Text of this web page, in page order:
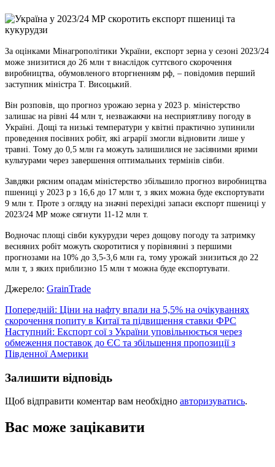
Link
Print
За оцінками Мінагрополітики України, експорт зерна у сезоні 2023/24
може знизитися до 26 млн т внаслідок суттєвого скорочення
виробництва, обумовленого вторгненням рф, – повідомив перший
заступник міністра Т. Висоцький.
Він розповів, що прогноз урожаю зерна у 2023 р. міністерство
залишає на рівні 44 млн т, незважаючи на несприятливу погоду в
Україні. Дощі та низькі температури у квітні практично зупинили
проведення посівних робіт, які аграрії змогли відновити лише у
травні. Тому до 0,5 млн га можуть залишилися не засіяними ярими
культурами через завершення оптимальних термінів сівби.
Завдяки рясним опадам міністерство збільшило прогноз виробництва
пшениці у 2023 р з 16,6 до 17 млн т, з яких можна буде експортувати
9 млн т. Проте з огляду на значні перехідні запаси експорт пшениці у
2023/24 МР може сягнути 11-12 млн т.
Водночас площі сівби кукурудзи через дощову погоду та затримку
весняних робіт можуть скоротитися у порівнянні з першими
прогнозами на 10% до 3,5-3,6 млн га, тому урожай знизиться до 22
млн т, з яких приблизно 15 млн т можна буде експортувати.
Джерело: GrainTrade
Навігація
записів
Попередній: Ціни на нафту впали на 5,5% на очікуваннях
скорочення попиту в Китаї та підвищення ставки ФРС
Наступний: Експорт сої з України уповільнюється через
обмеження поставок до ЄС та збільшення пропозиції з
Південної Америки
Залишити відповідь
Щоб відправити коментар вам необхідно авторизуватись.
Вас може зацікавити